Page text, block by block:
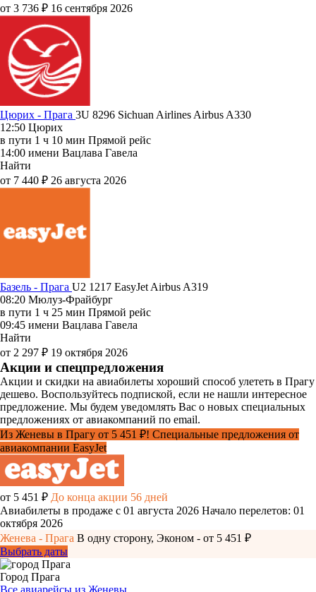
от 3 736 ₽ 16 сентября 2026
Цюрих - Прага 3U 8296 Sichuan Airlines Airbus A330
12:50 Цюрих
в пути 1 ч 10 мин Прямой рейс
14:00 имени Вацлава Гавела
Найти
от 7 440 ₽ 26 августа 2026
Базель - Прага U2 1217 EasyJet Airbus A319
08:20 Мюлуз-Фрайбург
в пути 1 ч 25 мин Прямой рейс
09:45 имени Вацлава Гавела
Найти
от 2 297 ₽ 19 октября 2026
Акции и спецпредложения
Акции и скидки на авиабилеты хороший способ улететь в Прагу
дешево. Воспользуйтесь подпиской, если не нашли интересное
предложение. Мы будем уведомлять Вас о новых специальных
предложениях от авиакомпаний по email.
Из Женевы в Прагу от 5 451 ₽! Специальные предложения от
авиакомпании EasyJet
от 5 451 ₽ До конца акции 56 дней
Авиабилеты в продаже с 01 августа 2026 Начало перелетов: 01
октября 2026
Женева - Прага В одну сторону, Эконом - от 5 451 ₽
Выбрать даты
Город Прага
Все авиарейсы из Женевы